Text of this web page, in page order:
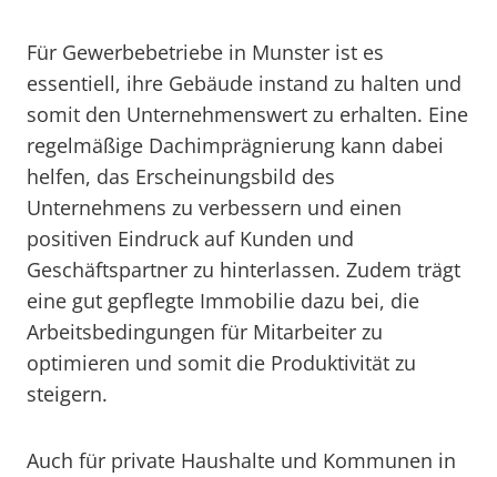
Für Gewerbebetriebe in Munster ist es
essentiell, ihre Gebäude instand zu halten und
somit den Unternehmenswert zu erhalten. Eine
regelmäßige Dachimprägnierung kann dabei
helfen, das Erscheinungsbild des
Unternehmens zu verbessern und einen
positiven Eindruck auf Kunden und
Geschäftspartner zu hinterlassen. Zudem trägt
eine gut gepflegte Immobilie dazu bei, die
Arbeitsbedingungen für Mitarbeiter zu
optimieren und somit die Produktivität zu
steigern.
Auch für private Haushalte und Kommunen in